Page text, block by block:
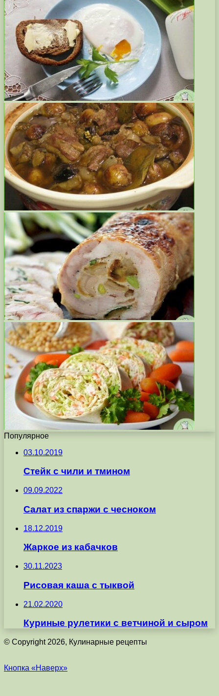
Популярное
03.10.2019
Стейк с чили и тмином
09.09.2022
Салат из спаржи с чесноком
18.12.2019
Жаркое из кабачков
30.11.2023
Рисовая каша с тыквой
21.02.2020
Куриные рулетики с ветчиной и сыром
© Copyright 2026, Кулинарные рецепты
Кнопка «Наверх»